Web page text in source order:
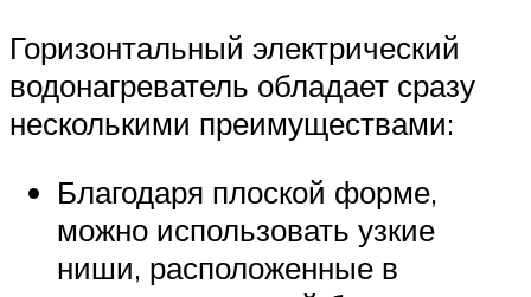
Горизонтальный электрический
водонагреватель обладает сразу
несколькими преимуществами:
Благодаря плоской форме,
можно использовать узкие
ниши, расположенные в